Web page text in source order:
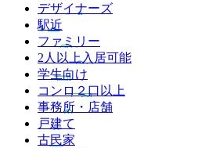
デザイナーズ
駅近
ファミリー
2人以上入居可能
学生向け
コンロ２口以上
事務所・店舗
戸建て
古民家